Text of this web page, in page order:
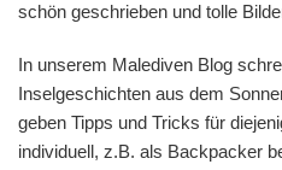
schön geschrieben und tolle
In unserem Malediven Blog
Inselgeschichten aus dem
geben Tipps und Tricks für
individuell, z.B. als Backpacker